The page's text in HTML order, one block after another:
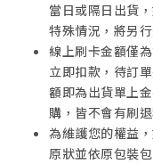
當日或隔日出貨
特殊情況，將另
線上刷卡金額僅
立即扣款，待訂
額即為出貨單上
購，皆不會有刷
為維護您的權益
原狀並依原包裝